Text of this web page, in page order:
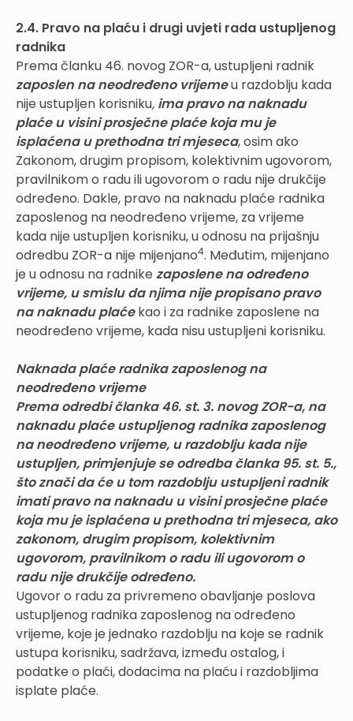
2.4. Pravo na plaću i drugi uvjeti rada ustupljenog
radnika
Prema članku 46. novog ZOR-a, ustupljeni radnik
zaposlen na neodređeno vrijemeu razdoblju kada
nije ustupljen korisniku, ima pravo na naknadu
plaće u visini prosječne plaće koja mu je
isplaćena u prethodna tri mjeseca, osim ako
Zakonom, drugim propisom, kolektivnim ugovorom,
pravilnikom o radu ili ugovorom o radu nije drukčije
određeno. Dakle, pravo na naknadu plaće radnika
zaposlenog na neodređeno vrijeme, za vrijeme
kada nije ustupljen korisniku, u odnosu na prijašnju
odredbu ZOR-a nije mijenjano4. Međutim, mijenjano
je u odnosu na radnike zaposlene na određeno
vrijeme, u smislu da njima nije propisano pravo
na naknadu plaćekao i za radnike zaposlene na
neodređeno vrijeme, kada nisu ustupljeni korisniku.
Naknada plaće radnika zaposlenog na
neodređeno vrijeme
Prema odredbi članka 46. st. 3. novog ZOR-a, na
naknadu plaće ustupljenog radnika zaposlenog
na neodređeno vrijeme, u razdoblju kada nije
ustupljen, primjenjuje se odredba članka 95. st. 5.,
što znači da će u tom razdoblju ustupljeni radnik
imati pravo na naknadu u visini prosječne plaće
koja mu je isplaćena u prethodna tri mjeseca, ako
zakonom, drugim propisom, kolektivnim
ugovorom, pravilnikom o radu ili ugovorom o
radu nije drukčije određeno.
Ugovor o radu za privremeno obavljanje poslova
ustupljenog radnika zaposlenog na određeno
vrijeme, koje je jednako razdoblju na koje se radnik
ustupa korisniku, sadržava, između ostalog, i
podatke o plaći, dodacima na plaću i razdobljima
isplate plaće.